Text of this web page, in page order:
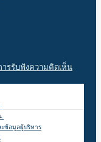
รรับฟังความคิดเห็น
ะข้อมูลผู้บริหาร